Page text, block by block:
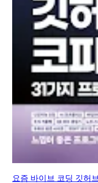
요즘 바이브 코딩 깃허